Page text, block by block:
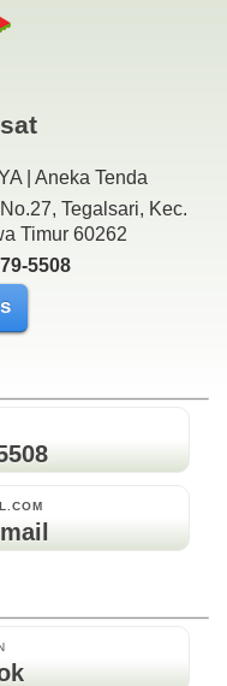
| Aneka Tenda
Tegalsari, Kec.
Timur 60262
5508